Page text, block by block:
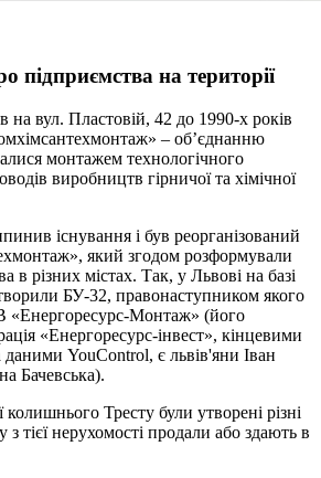
підприємства на території
на вул. Пластовій, 42 до 1990-х років
– об’єднанню
монтажем технологічного
виробництв гірничої та хімічної
існування і був реорганізований
який згодом розформували
в різних містах. Так, у Львові на базі
БУ-32, правонаступником якого
«Енергоресурс-Монтаж» (його
«Енергоресурс-інвест», кінцевими
даними YouControl, є львів'яни Іван
Бачевська).
колишнього Тресту були утворені різні
з тієї нерухомості продали або здають в